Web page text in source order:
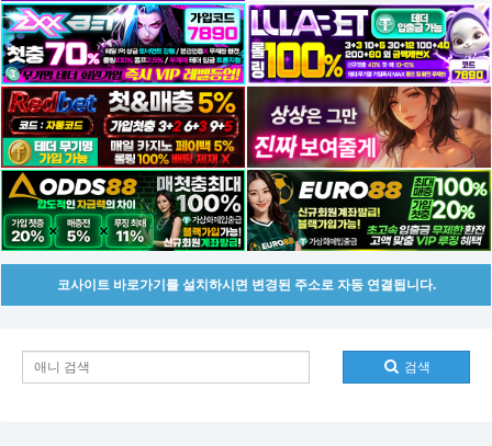
코사이트 바로가기를 설치하시면 변경된 주소로 자동 연결됩니다.
검색